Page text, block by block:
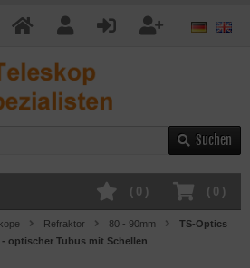
Suchen
( 0 )
( 0 )
Refraktor 80 - 90mm
TS-Optics
optischer Tubus mit Schellen